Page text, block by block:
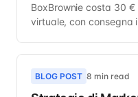
BoxBrownie costa 30
virtuale, con consegna
BLOG POST 8 min read